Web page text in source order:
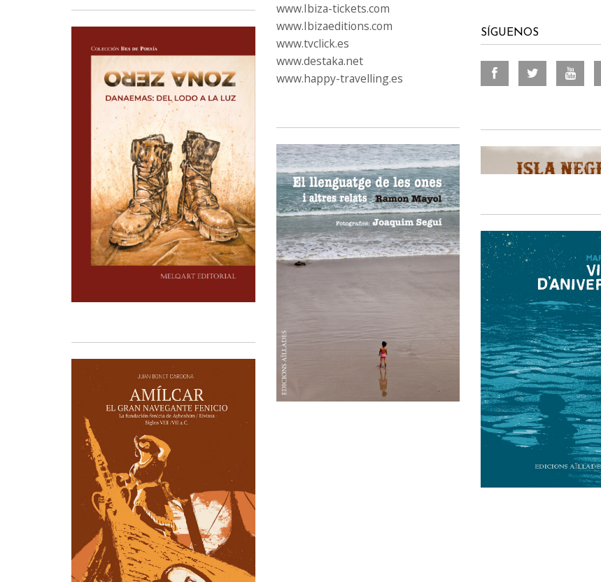
www.Ibiza-tickets.com
www.Ibizaeditions.com
www.tvclick.es
www.destaka.net
www.happy-travelling.es
SÍGUENOS